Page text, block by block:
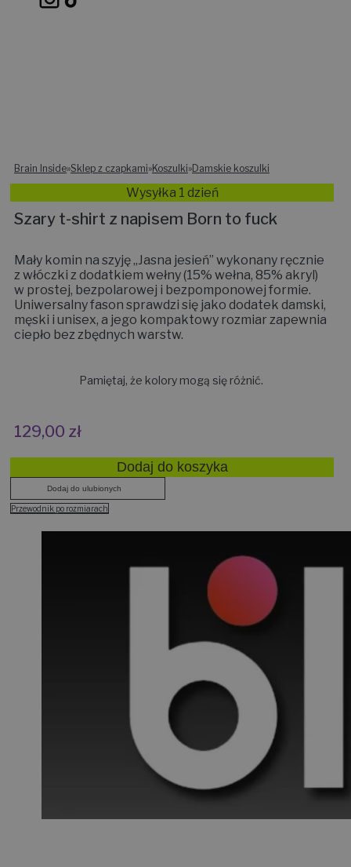
Brain Inside»Sklep z czapkami»Koszulki»Damskie koszulki
Wysyłka 1 dzień
Szary t-shirt z napisem Born to fuck
Mały komin na szyję „Jasna jesień” wykonany ręcznie
z włóczki z dodatkiem wełny (15% wełna, 85% akryl)
w prostej, bezpolarowej i bezpomponowej formie.
Uniwersalny fason sprawdzi się jako dodatek damski,
męski i unisex, a jego kompaktowy rozmiar zapewnia
ciepło bez zbędnych warstw.
Pamiętaj, że kolory mogą się różnić.
129,00 zł
Dodaj do koszyka
Dodaj do ulubionych
Przewodnik po rozmiarach